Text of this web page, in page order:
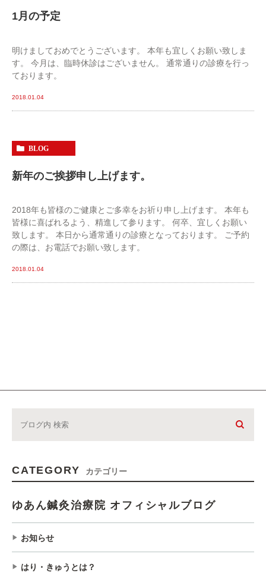
1月の予定
明けましておめでとうございます。 本年も宜しくお願い致しま
す。 今月は、臨時休診はございません。 通常通りの診療を行っ
ております。
2018.01.04
BLOG
新年のご挨拶申し上げます。
2018年も皆様のご健康とご多幸をお祈り申し上げます。 本年も
皆様に喜ばれるよう、精進して参ります。 何卒、宜しくお願い
致します。 本日から通常通りの診療となっております。 ご予約
の際は、お電話でお願い致します。
2018.01.04
CATEGORY カテゴリー
ゆあん鍼灸治療院 オフィシャルブログ
お知らせ
はり・きゅうとは？